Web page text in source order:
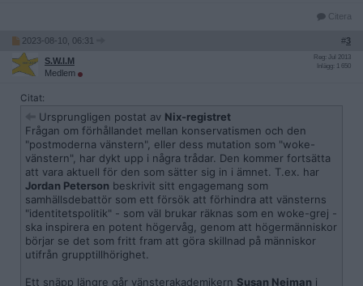
Citera
2023-08-10, 06:31 #3
S.W.I.M
Medlem
Reg: Jul 2013
Inlägg: 1 650
Citat:
Ursprungligen postat av Nix-registret
Frågan om förhållandet mellan konservatismen och den
"postmoderna vänstern", eller dess mutation som "woke-
vänstern", har dykt upp i några trådar. Den kommer fortsätta
att vara aktuell för den som sätter sig in i ämnet. T.ex. har
Jordan Peterson beskrivit sitt engagemang som
samhällsdebattör som ett försök att förhindra att vänsterns
"identitetspolitik" - som väl brukar räknas som en woke-grej -
ska inspirera en potent högervåg, genom att högermänniskor
börjar se det som fritt fram att göra skillnad på människor
utifrån grupptillhörighet.
Ett snäpp längre går vänsterakademikern Susan Neiman i